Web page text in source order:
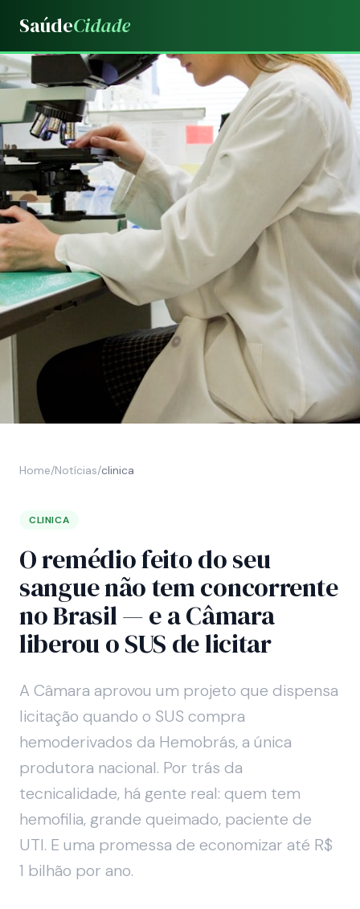
SaúdeCidade
Home/Notícias/clinica
CLINICA
O remédio feito do seu
sangue não tem concorrente
no Brasil — e a Câmara
liberou o SUS de licitar
A Câmara aprovou um projeto que dispensa
licitação quando o SUS compra
hemoderivados da Hemobrás, a única
produtora nacional. Por trás da
tecnicalidade, há gente real: quem tem
hemofilia, grande queimado, paciente de
UTI. E uma promessa de economizar até R$
1 bilhão por ano.